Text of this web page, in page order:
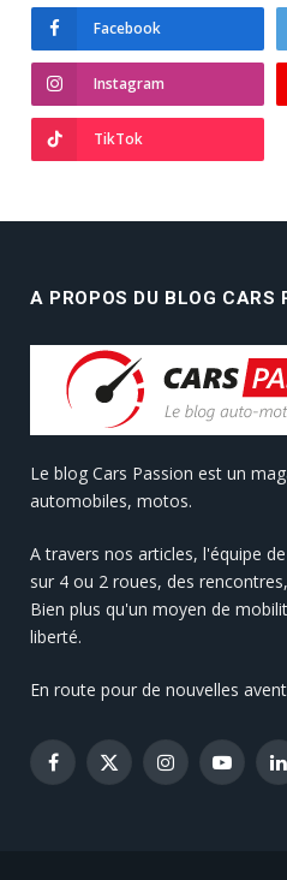
Facebook
Instagram
TikTok
A PROPOS DU BLOG CARS
Le blog Cars Passion est un
automobiles, motos.
A travers nos articles, l'équipe
sur 4 ou 2 roues, des
Bien plus qu'un moyen de
liberté.
En route pour de nouvelles
Facebook
X
InstagramYouTube